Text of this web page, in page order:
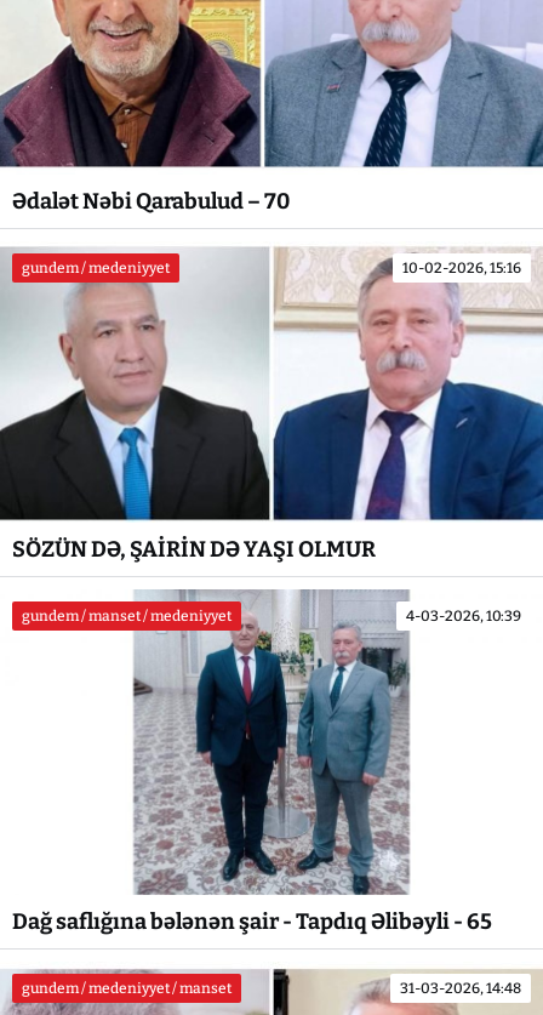
Ədalət Nəbi Qarabulud – 70
gundem / medeniyyet 10-02-2026, 15:16
SÖZÜN DƏ, ŞAİRİN DƏ YAŞI OLMUR
gundem / manset / medeniyyet 4-03-2026, 10:39
Dağ saflığına bələnən şair - Tapdıq Əlibəyli - 65
gundem / medeniyyet / manset 31-03-2026, 14:48